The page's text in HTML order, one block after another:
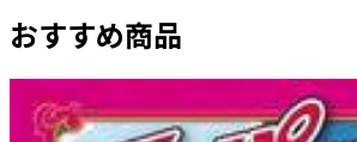
おすすめ商品